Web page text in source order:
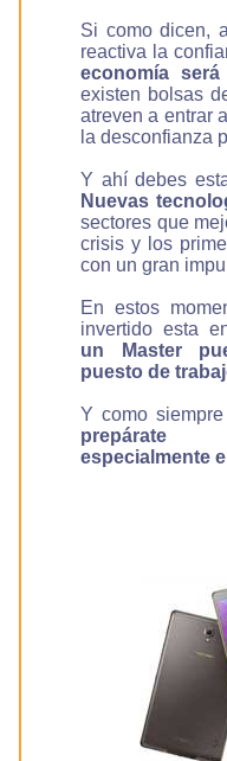
Si como dicen,
reactiva la
economía
existen bolsas
atreven a entrar
la desconfianza
Y ahí debes
Nuevas
sectores que
crisis y los
con un gran
En estos
invertido esta
un Master
puesto de
Y como
prepárate
especialmente